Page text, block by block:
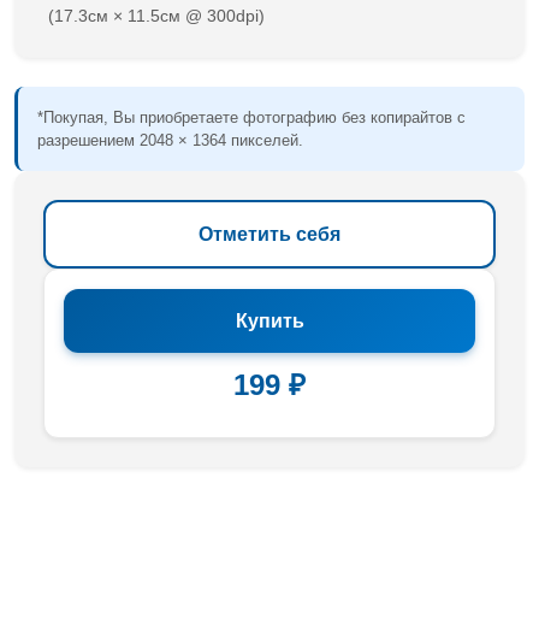
(17.3см × 11.5см @ 300dpi)
*Покупая, Вы приобретаете фотографию без копирайтов с
разрешением 2048 × 1364 пикселей.
Отметить себя
Купить
199 ₽